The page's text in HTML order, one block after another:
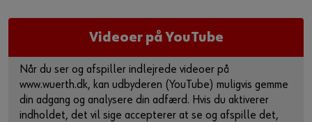
Videoer på YouTube
Når du ser og afspiller indlejrede videoer på
www.wuerth.dk, kan udbyderen (YouTube) muligvis gemme
din adgang og analysere din adfærd. Hvis du aktiverer
indholdet, det vil sige accepterer at se og afspille det,